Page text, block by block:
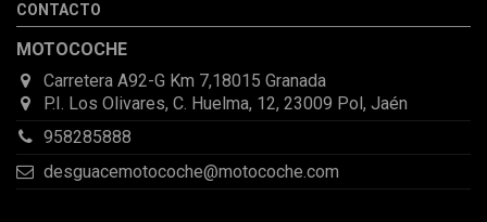
la pieza llegó correcta y bien embalada, además de llegarme 2
CONTACTO
MOTOCOCHE
Carretera A92-G Km 7,18015 Granada
P.I. Los Olivares, C. Huelma, 12, 23009 Pol, Jaén
958285888
desguacemotocoche@motocoche.com